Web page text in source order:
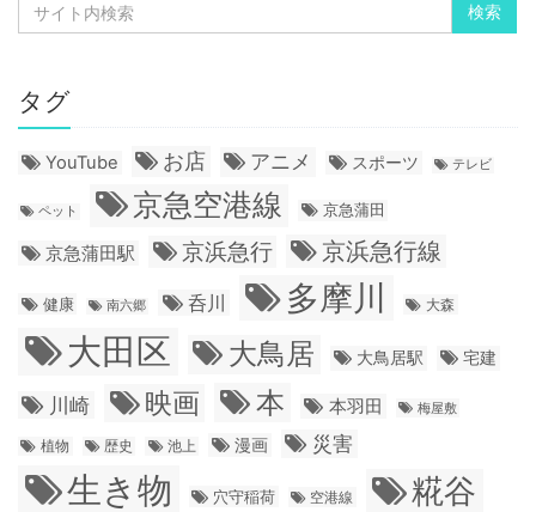
タグ
YouTube お店 アニメ スポーツ テレビ
ペット 京急空港線 京急蒲田
京急蒲田駅 京浜急行 京浜急行線
健康 南六郷 呑川 多摩川 大森
大田区 大鳥居 大鳥居駅 宅建
川崎 映画 本 本羽田 梅屋敷
植物 歴史 池上 漫画 災害
生き物 穴守稲荷 空港線 糀谷